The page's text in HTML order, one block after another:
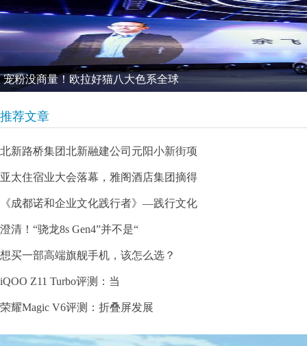
宠粉没商量！欧拉好猫八大色系全球
推荐文章
北新路桥集团北新融建公司元阳小新街项
亚太住宿业大会落幕，雅阁酒店集团摘得
《成都诺和企业文化践行者》—践行文化
澄清！“骁龙8s Gen4”并不是“
想买一部高端旗舰手机，该怎么选？
iQOO Z11 Turbo评测：当
荣耀Magic V6评测：折叠屏发展